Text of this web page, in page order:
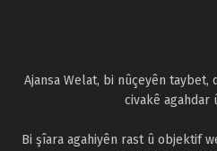
Ajansa Welat, bi nûçeyên
civakê agahdar
Bi şîara agahiyên rast û objektif